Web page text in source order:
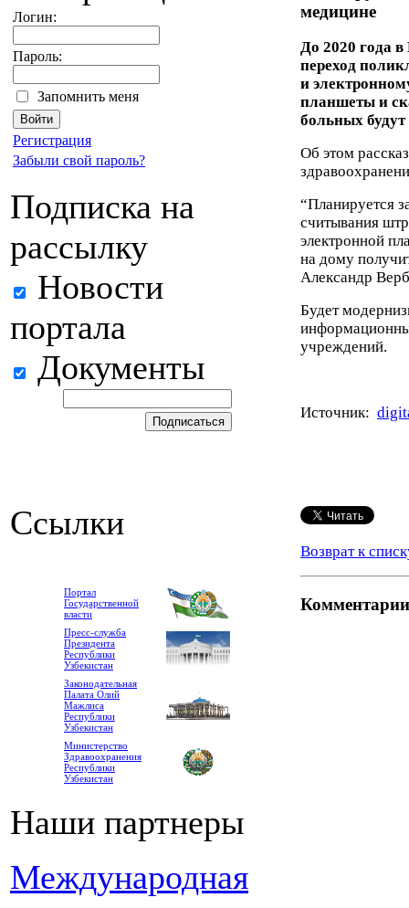
Логин:
Пароль:
Запомнить меня
Регистрация
Забыли свой пароль?
Подписка на
рассылку
Новости
портала
Документы
Ссылки
Портал
Государственной
власти
Пресс-служба
Президента
Республики
Узбекистан
Законодательная
Палата Олий
Мажлиса
Республики
Узбекистан
Министерство
Здравоохранения
Республики
Узбекистан
Наши партнеры
Международная
медицине
До 2020 года
переход
и
планшеты и
больных будут
Об этом
“Планируется
считывания
электронной
на дому
Александр
Будет
учреждений.
Источник:
Возврат к
Комментарии